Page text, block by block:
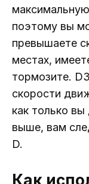
поэтому вы
превышаете
местах,
тормозите.
скорости
как только
выше, вам
D.
Как